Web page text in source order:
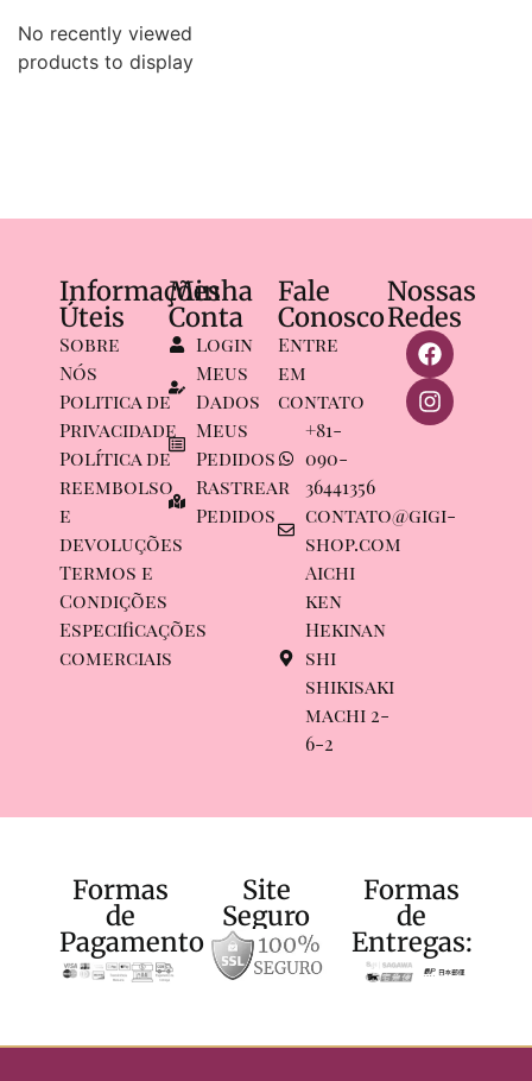
No recently viewed
products to display
Informações
Úteis
Sobre
Nós
Politica de
Privacidade
Política de
reembolso
e
devoluções
Termos e
Condições
Especificações
comerciais
Minha
Conta
Login
Meus
Dados
Meus
Pedidos
Rastrear
Pedidos
Fale
Conosco
Entre
em
contato
+81-
090-
36441356
contato@gigi-
shop.com
Aichi
ken
Hekinan
shi
shikisaki
machi 2-
6-2
Nossas
Redes
Formas
de
Pagamento:
Site
Seguro
Formas
de
Entregas: